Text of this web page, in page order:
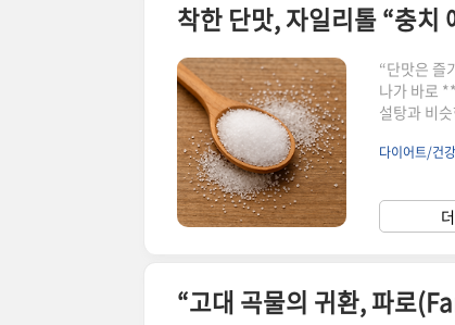
“단맛은 즐
나가 바로
설탕과 비
단이나 웰
니다. 자일
어트까지
다이어트/건